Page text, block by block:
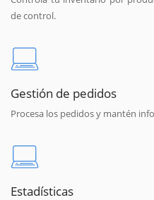
de control.
Gestión de pedidos
Procesa los pedidos y mantén
Estadísticas